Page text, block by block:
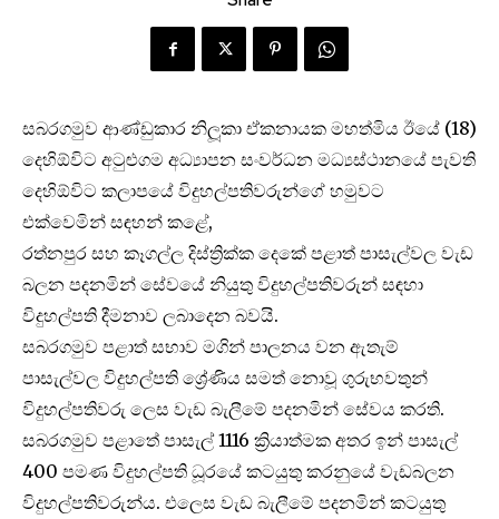
සබරගමුව ආණ්ඩුකාර නිලූකා ඒකනායක මහත්මිය ඊයේ (18)
දෙහිඕවිට අටුළුගම අධ්‍යාපන සංවර්ධන මධ්‍යස්ථානයේ පැවති
දෙහිඕවිට කලාපයේ විදුහල්පතිවරුන්ගේ හමුවට
එක්වෙමින් සඳහන් කළේ,
රත්නපුර සහ කෑගල්ල දිස්ත්‍රික්ක දෙකේ පළාත් පාසැල්වල වැඩ
බලන පදනමින් සේවයේ නියුතු විදුහල්පතිවරුන් සඳහා
විදුහල්පති දීමනාව ලබාදෙන බවයි.
සබරගමුව පළාත් සභාව මගින් පාලනය වන ඇතැම්
පාසැල්වල විදුහල්පති ශ්‍රේණිය සමත් නොවූ ගුරුභවතුන්
විදුහල්පතිවරු ලෙස වැඩ බැලීමේ පදනමින් සේවය කරති.
සබරගමුව පළාතේ පාසැල් 1116 ක්‍රියාත්මක අතර ඉන් පාසැල්
400 පමණ විදුහල්පති ධූරයේ කටයුතු කරනුයේ වැඩබලන
විදුහල්පතිවරුන්ය. එලෙස වැඩ බැලීමේ පදනමින් කටයුතු